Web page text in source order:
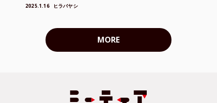
2025.1.16 ヒラバヤシ
MORE